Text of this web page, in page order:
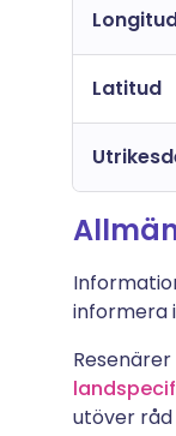
Latitud
informera
utöver